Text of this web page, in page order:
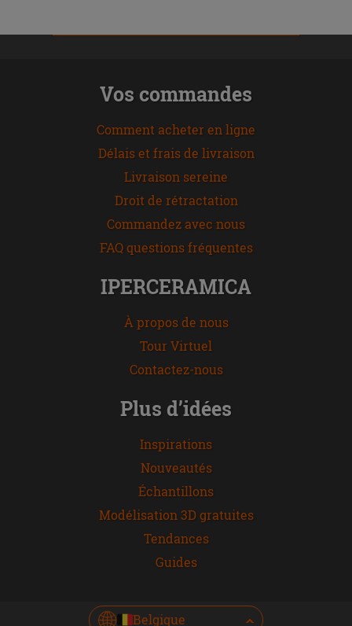
Vos commandes
Comment acheter en ligne
Délais et frais de livraison
Livraison sereine
Droit de rétractation
Commandez avec nous
FAQ questions fréquentes
IPERCERAMICA
À propos de nous
Tour Virtuel
Contactez-nous
Plus d’idées
Inspirations
Nouveautés
Échantillons
Modélisation 3D gratuites
Tendances
Guides
Belgique